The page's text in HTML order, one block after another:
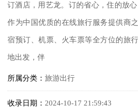
订酒店，用艺龙。订的省心，住的放
作为中国优质的在线旅行服务提供商
宿预订、机票、火车票等全方位的旅
地出发，伴
所属分类： 旅游出行
收录日期： 2024-10-17 21:59:43